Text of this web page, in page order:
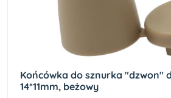
Końcówka do sznurka "dzwon"
14*11mm, beżowy